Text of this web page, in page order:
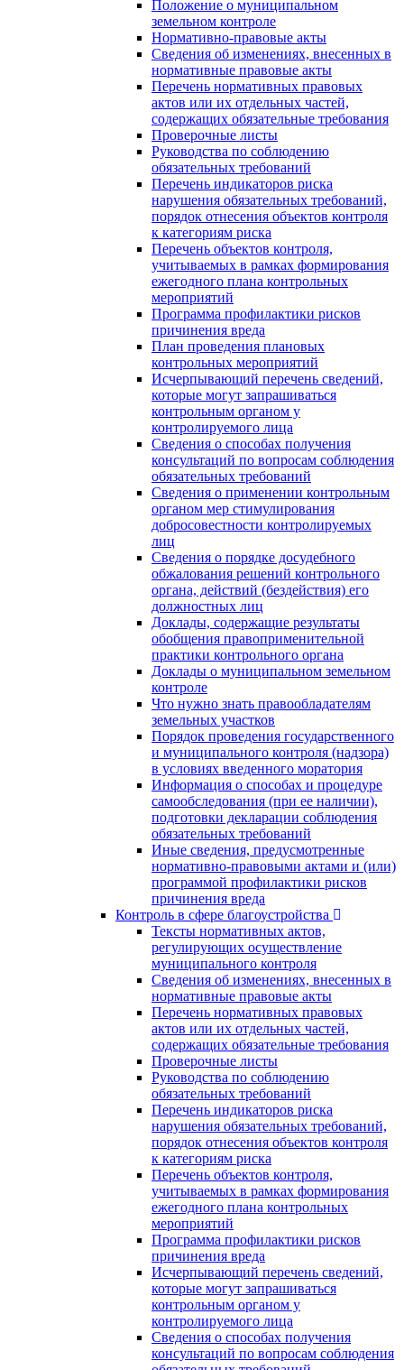
Положение о муниципальном
земельном контроле
Нормативно-правовые акты
Сведения об изменениях, внесенных в
нормативные правовые акты
Перечень нормативных правовых
актов или их отдельных частей,
содержащих обязательные требования
Проверочные листы
Руководства по соблюдению
обязательных требований
Перечень индикаторов риска
нарушения обязательных требований,
порядок отнесения объектов контроля
к категориям риска
Перечень объектов контроля,
учитываемых в рамках формирования
ежегодного плана контрольных
мероприятий
Программа профилактики рисков
причинения вреда
План проведения плановых
контрольных мероприятий
Исчерпывающий перечень сведений,
которые могут запрашиваться
контрольным органом у
контролируемого лица
Сведения о способах получения
консультаций по вопросам соблюдения
обязательных требований
Сведения о применении контрольным
органом мер стимулирования
добросовестности контролируемых
лиц
Сведения о порядке досудебного
обжалования решений контрольного
органа, действий (бездействия) его
должностных лиц
Доклады, содержащие результаты
обобщения правоприменительной
практики контрольного органа
Доклады о муниципальном земельном
контроле
Что нужно знать правообладателям
земельных участков
Порядок проведения государственного
и муниципального контроля (надзора)
в условиях введенного моратория
Информация о способах и процедуре
самообследования (при ее наличии),
подготовки декларации соблюдения
обязательных требований
Иные сведения, предусмотренные
нормативно-правовыми актами и (или)
программой профилактики рисков
причинения вреда
Контроль в сфере благоустройства
Тексты нормативных актов,
регулирующих осуществление
муниципального контроля
Сведения об изменениях, внесенных в
нормативные правовые акты
Перечень нормативных правовых
актов или их отдельных частей,
содержащих обязательные требования
Проверочные листы
Руководства по соблюдению
обязательных требований
Перечень индикаторов риска
нарушения обязательных требований,
порядок отнесения объектов контроля
к категориям риска
Перечень объектов контроля,
учитываемых в рамках формирования
ежегодного плана контрольных
мероприятий
Программа профилактики рисков
причинения вреда
Исчерпывающий перечень сведений,
которые могут запрашиваться
контрольным органом у
контролируемого лица
Сведения о способах получения
консультаций по вопросам соблюдения